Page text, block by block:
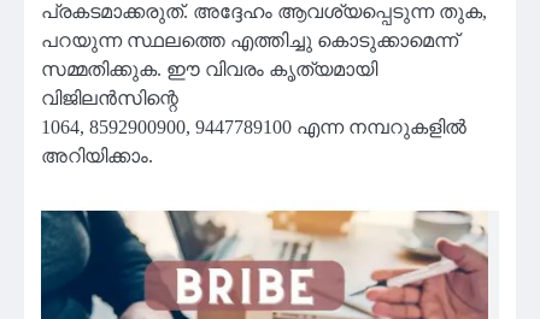
പ്രകടമാക്കരുത്. അദ്ദേഹം ആവശ്യപ്പെടുന്ന തുക,
പറയുന്ന സ്ഥലത്തെ എത്തിച്ചു കൊടുക്കാമെന്ന്
സമ്മതിക്കുക. ഈ വിവരം കൃത്യമായി
വിജിലൻസിന്റെ
1064, 8592900900, 9447789100 എന്ന നമ്പറുകളിൽ
അറിയിക്കാം.